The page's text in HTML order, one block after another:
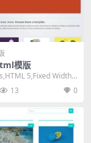
模版
5,Fixed Width,
13 0